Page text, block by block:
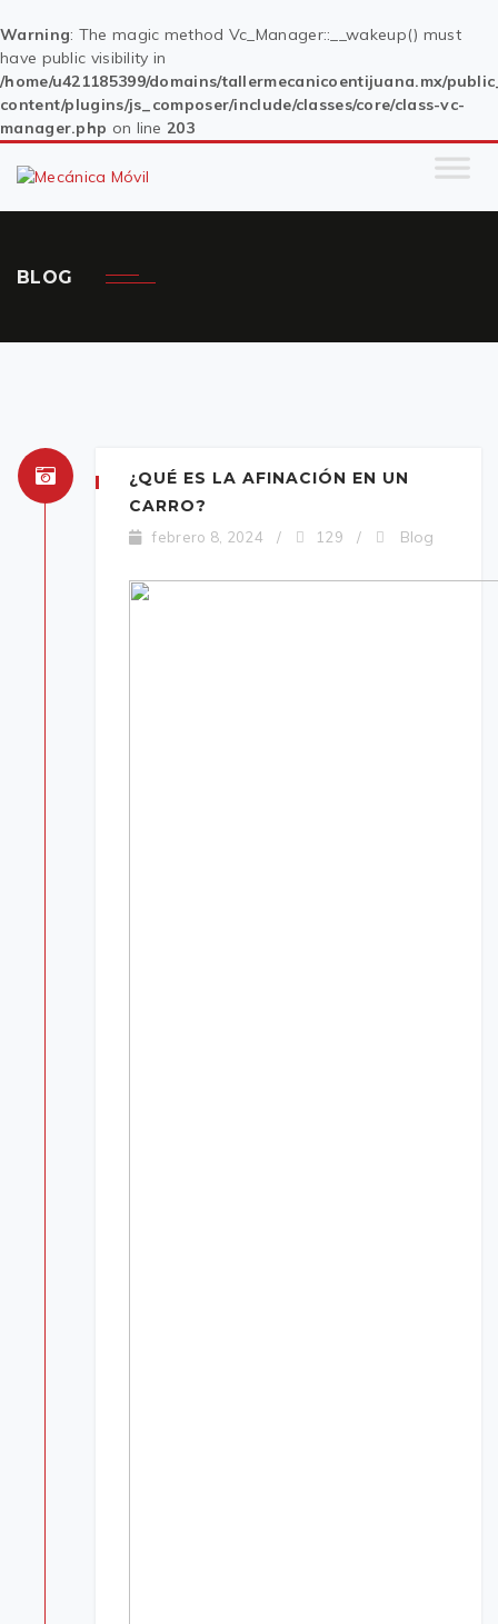
Warning: The magic method Vc_Manager::__wakeup() must
have public visibility in
/home/u421185399/domains/tallermecanicoentijuana.mx/
content/plugins/js_composer/include/classes/core/class-vc-
manager.php on line 203
BLOG
¿QUÉ ES LA AFINACIÓN EN UN
CARRO?
febrero 8, 2024 / 129 / Blog